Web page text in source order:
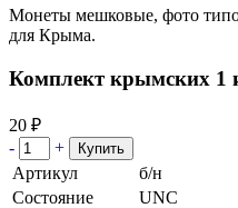
Монеты мешковые, фото
для Крыма.
Комплект крымских 1
20 ₽
-
+
Артикул
б/н
Состояние
UNC